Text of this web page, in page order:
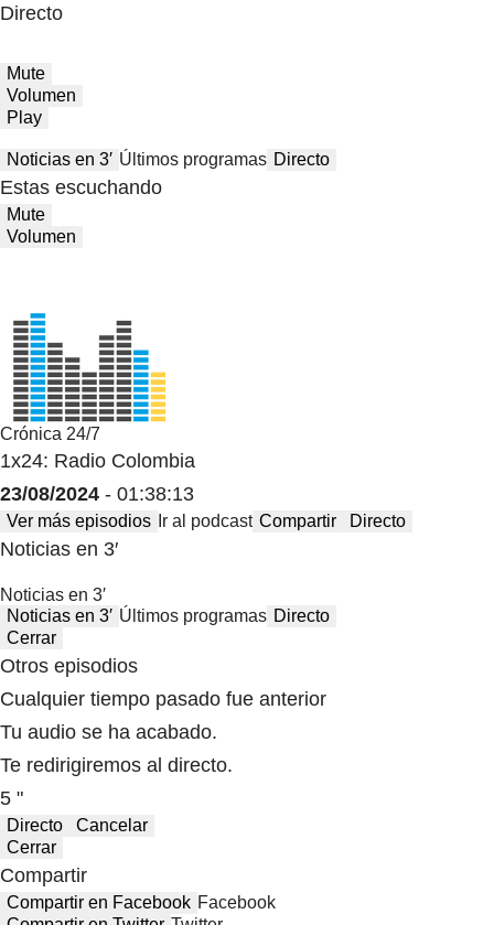
Directo
Mute
Volumen
Play
Noticias en 3′ Últimos programas Directo
Estas escuchando
Mute
Volumen
Crónica 24/7
1x24: Radio Colombia
23/08/2024 - 01:38:13
Ver más episodios Ir al podcast Compartir Directo
Noticias en 3′
Noticias en 3′
Noticias en 3′ Últimos programas Directo
Cerrar
Otros episodios
Cualquier tiempo pasado fue anterior
Tu audio se ha acabado.
Te redirigiremos al directo.
5 "
Directo
Cancelar
Cerrar
Compartir
Compartir en Facebook Facebook